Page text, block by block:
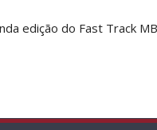
edição do Fast Track